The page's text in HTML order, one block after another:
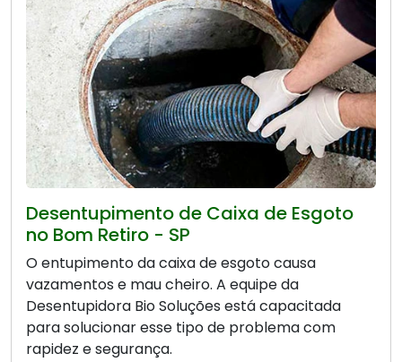
Desentupimento de Caixa de Esgoto
no Bom Retiro - SP
O entupimento da caixa de esgoto causa
vazamentos e mau cheiro. A equipe da
Desentupidora Bio Soluções está capacitada
para solucionar esse tipo de problema com
rapidez e segurança.